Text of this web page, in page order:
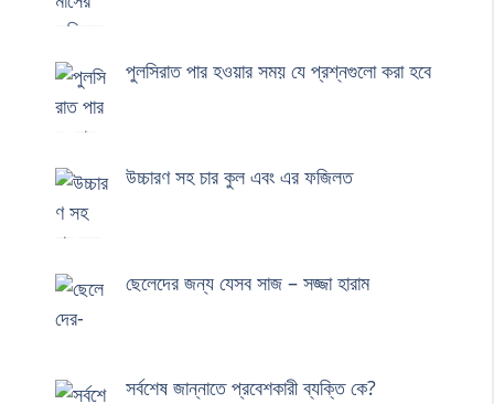
পুলসিরাত পার হওয়ার সময় যে প্রশ্নগুলো করা হবে
উচ্চারণ সহ চার কুল এবং এর ফজিলত
ছেলেদের জন্য যেসব সাজ – সজ্জা হারাম
সর্বশেষ জান্নাতে প্রবেশকারী ব্যক্তি কে?